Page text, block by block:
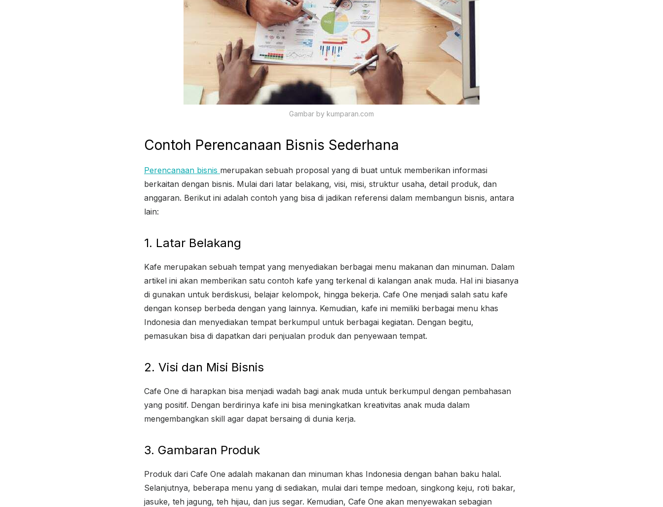
Gambar by kumparan.com
Contoh Perencanaan Bisnis Sederhana
Perencanaan bisnis merupakan sebuah proposal yang di buat untuk memberikan informasi
berkaitan dengan bisnis. Mulai dari latar belakang, visi, misi, struktur usaha, detail produk, dan
anggaran. Berikut ini adalah contoh yang bisa di jadikan referensi dalam membangun bisnis, antara
lain:
1. Latar Belakang
Kafe merupakan sebuah tempat yang menyediakan berbagai menu makanan dan minuman. Dalam
artikel ini akan memberikan satu contoh kafe yang terkenal di kalangan anak muda. Hal ini biasanya
di gunakan untuk berdiskusi, belajar kelompok, hingga bekerja. Cafe One menjadi salah satu kafe
dengan konsep berbeda dengan yang lainnya. Kemudian, kafe ini memiliki berbagai menu khas
Indonesia dan menyediakan tempat berkumpul untuk berbagai kegiatan. Dengan begitu,
pemasukan bisa di dapatkan dari penjualan produk dan penyewaan tempat.
2. Visi dan Misi Bisnis
Cafe One di harapkan bisa menjadi wadah bagi anak muda untuk berkumpul dengan pembahasan
yang positif. Dengan berdirinya kafe ini bisa meningkatkan kreativitas anak muda dalam
mengembangkan skill agar dapat bersaing di dunia kerja.
3. Gambaran Produk
Produk dari Cafe One adalah makanan dan minuman khas Indonesia dengan bahan baku halal.
Selanjutnya, beberapa menu yang di sediakan, mulai dari tempe medoan, singkong keju, roti bakar,
jasuke, teh jagung, teh hijau, dan jus segar. Kemudian, Cafe One akan menyewakan sebagian